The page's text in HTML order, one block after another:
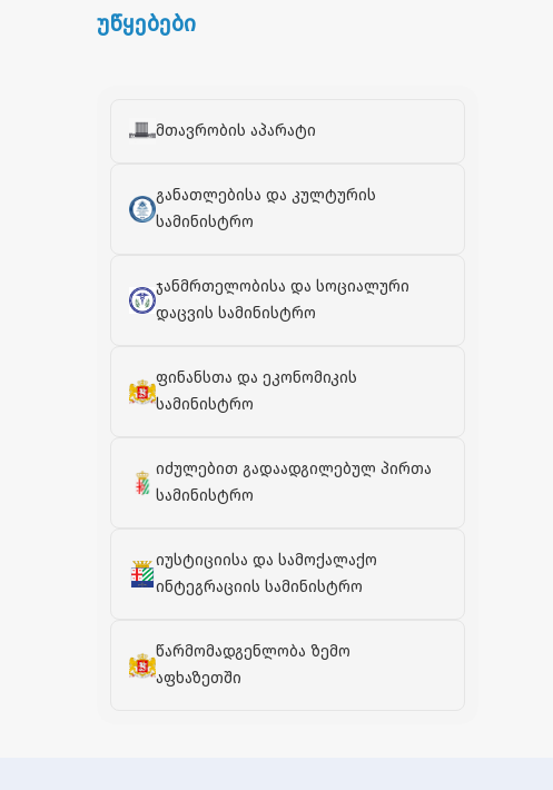
უწყებები
მთავრობის აპარატი
განათლებისა და კულტურის
სამინისტრო
ჯანმრთელობისა და სოციალური
დაცვის სამინისტრო
ფინანსთა და ეკონომიკის
სამინისტრო
იძულებით გადაადგილებულ პირთა
სამინისტრო
იუსტიციისა და სამოქალაქო
ინტეგრაციის სამინისტრო
წარმომადგენლობა ზემო
აფხაზეთში